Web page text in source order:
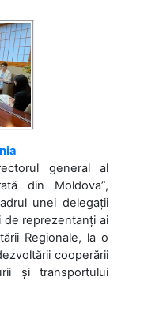
general al
din Moldova”,
unei delegații
de reprezentanți ai
Regionale, la o
cooperării
și transportului